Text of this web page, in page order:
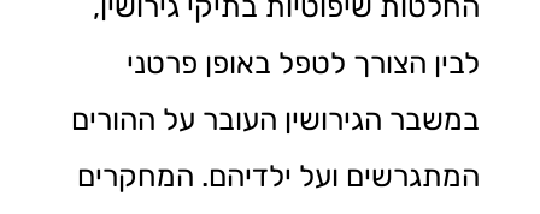
החלטות שיפוטיות בתיקי גירושין,
לבין הצורך לטפל באופן פרטני
במשבר הגירושין העובר על ההורים
המתגרשים ועל ילדיהם. המחקרים